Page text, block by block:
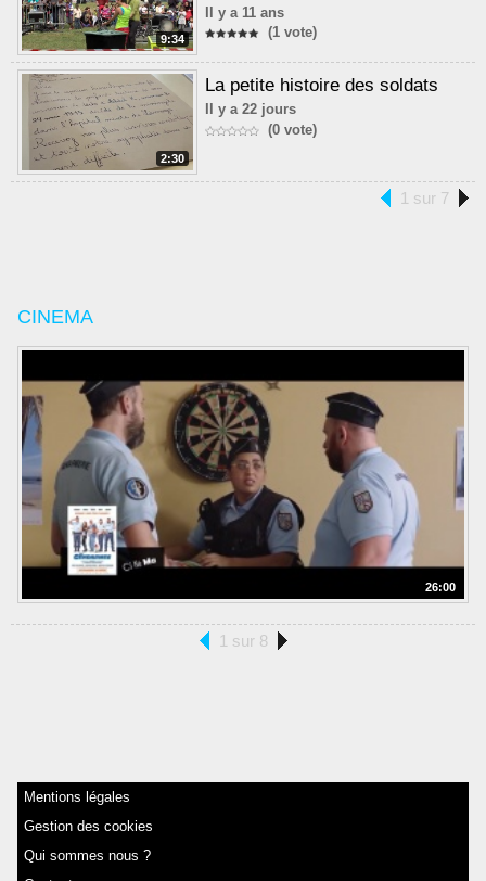
9:34
Il y a 11 ans
(1 vote)
2:30
La petite histoire des soldats
Il y a 22 jours
(0 vote)
1 sur 7
CINEMA
26:00
1 sur 8
Mentions légales
Gestion des cookies
Qui sommes nous ?